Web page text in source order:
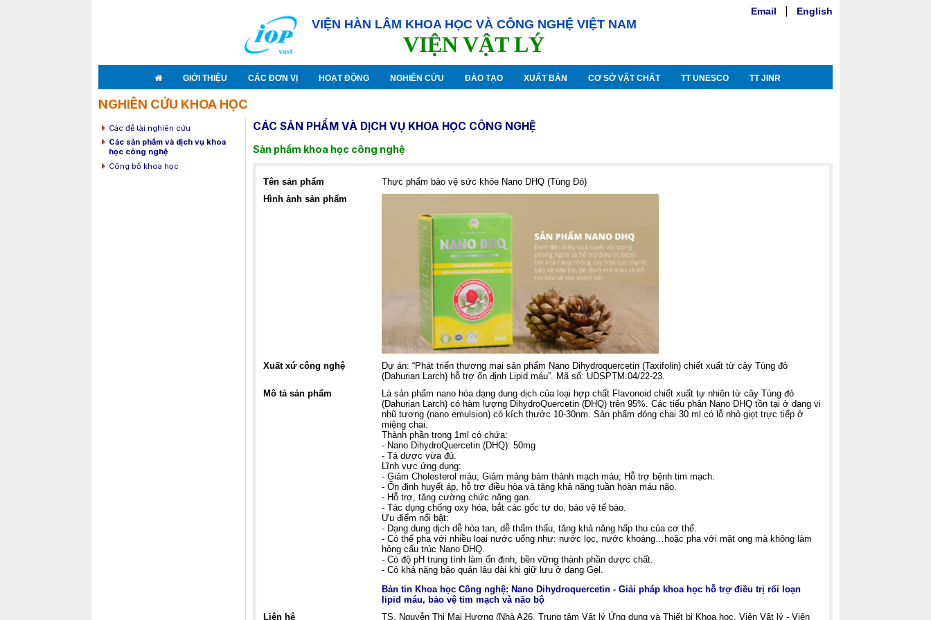
VIỆN HÀN LÂM KHOA HỌC VÀ CÔNG NGHỆ VIỆT NAM
VIỆN VẬT LÝ
Email English
GIỚI THIỆU CÁC ĐƠN VỊ HOẠT ĐỘNG NGHIÊN CỨU ĐÀO TẠO XUẤT BẢN CƠ SỞ VẬT CHẤT TT UNESCO TT JINR
NGHIÊN CỨU KHOA HỌC
Các đề tài nghiên cứu
Các sản phẩm và dịch vụ khoa
học công nghệ
Công bố khoa học
CÁC SẢN PHẨM VÀ DỊCH VỤ KHOA HỌC CÔNG NGHỆ
Sản phẩm khoa học công nghệ
Tên sản phẩm
Thực phẩm bảo vệ sức khỏe Nano DHQ (Tùng Đỏ)
Hình ảnh sản phẩm
Xuất xứ công nghệ
Dự án: “Phát triển thương mại sản phẩm Nano Dihydroquercetin (Taxifolin) chiết xuất từ cây Tùng đỏ
(Dahurian Larch) hỗ trợ ổn định Lipid máu”. Mã số: UDSPTM.04/22-23.
Mô tả sản phẩm
Là sản phẩm nano hóa dạng dung dịch của loại hợp chất Flavonoid chiết xuất tự nhiên từ cây Tùng đỏ
(Dahurian Larch) có hàm lượng DihydroQuercetin (DHQ) trên 95%. Các tiểu phân Nano DHQ tồn tại ở dạng vi
nhũ tương (nano emulsion) có kích thước 10-30nm. Sản phẩm đóng chai 30 ml có lỗ nhỏ giọt trực tiếp ở
miệng chai.
Thành phần trong 1ml có chứa:
- Nano DihydroQuercetin (DHQ): 50mg
- Tá dược vừa đủ.
Lĩnh vực ứng dụng:
- Giảm Cholesterol máu; Giảm mảng bám thành mạch máu; Hỗ trợ bệnh tim mạch.
- Ổn định huyết áp, hỗ trợ điều hòa và tăng khả năng tuần hoàn máu não.
- Hỗ trợ, tăng cường chức năng gan.
- Tác dụng chống oxy hóa, bắt các gốc tự do, bảo vệ tế bào.
Ưu điểm nổi bật:
- Dạng dung dịch dễ hòa tan, dễ thẩm thấu, tăng khả năng hấp thu của cơ thể.
- Có thể pha với nhiều loại nước uống như: nước lọc, nước khoáng…hoặc pha với mật ong mà không làm
hỏng cấu trúc Nano DHQ.
- Có độ pH trung tính làm ổn định, bền vững thành phần dược chất.
- Có khả năng bảo quản lâu dài khi giữ lưu ở dạng Gel.
Bản tin Khoa học Công nghệ: Nano Dihydroquercetin - Giải pháp khoa học hỗ trợ điều trị rối loạn
lipid máu, bảo vệ tim mạch và não bộ
Liên hệ
TS. Nguyễn Thị Mai Hương (Nhà A26, Trung tâm Vật lý Ứng dụng và Thiết bị Khoa học, Viện Vật lý - Viện